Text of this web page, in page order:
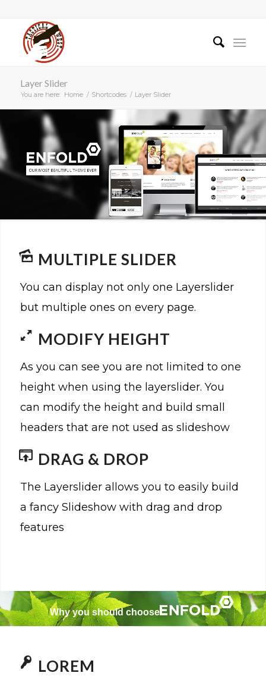
Layer Slider
You are here: Home / Shortcodes / Layer Slider
MULTIPLE SLIDER
You can display not only one Layerslider
but multiple ones on every page.
MODIFY HEIGHT
As you can see you are not limited to one
height when using the layerslider. You
can modify the height and build small
headers that are not used as slideshow
DRAG & DROP
The Layerslider allows you to easily build
a fancy Slideshow with drag and drop
features
Why you should choose
LOREM